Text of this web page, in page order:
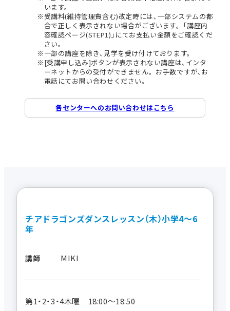
います。
受講料(維持管理費含む)改定時には､一部システムの都
合で正しく表示されない場合がございます。｢講座内
容確認ページ(STEP1)｣にてお支払い金額をご確認くだ
さい。
一部の講座を除き､見学を受け付けております。
[受講申し込み]ボタンが表示されない講座は､インタ
ーネットからの受付ができません。お手数ですが､お
電話にてお問い合わせください。
各センターへのお問い合わせはこちら
チアドラゴンズダンスレッスン（木）小学4～6
年
講師 MIKI
第1・2・3・4木曜 18:00～18:50